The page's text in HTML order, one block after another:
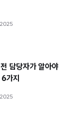
담당자가 알아야
가지